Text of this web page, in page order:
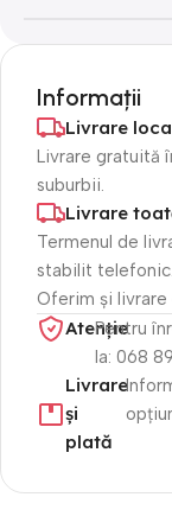
Informații
Livrare
Livrare gratuită
suburbii.
Livrare
Termenul de
stabilit telefonic.
Oferim și livrare
Atenție​
Pentru
la: 068
Livrare
și
plată